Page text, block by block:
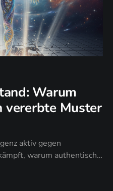
Warum
vererbte Muster
aktiv gegen
warum authentische
zur